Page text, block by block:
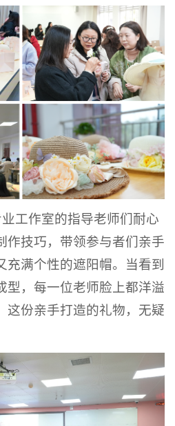
工作室的指导老师们耐心
作技巧，带领参与者们亲手
充满个性的遮阳帽。当看到
型，每一位老师脸上都洋溢
这份亲手打造的礼物，无疑